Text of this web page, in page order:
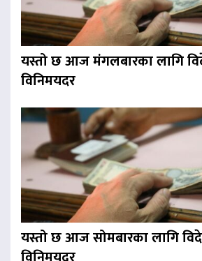
यस्तो छ आज मंगलबारका लागि
विनिमयदर
यस्तो छ आज सोमबारका लागि